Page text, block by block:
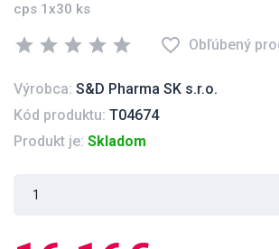
cps 1x30 ks
star star star star star favorite_border Obľúbený
Výrobca: S&D Pharma SK s.r.o.
Kód produktu: T04674
Produkt je: Skladom